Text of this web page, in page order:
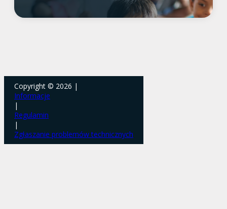
Copyright © 2026 |
Informacje
|
Regulamin
|
Zgłaszanie problemów technicznych